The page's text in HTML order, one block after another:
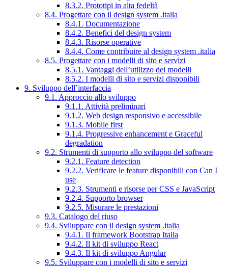
8.3.2. Prototipi in alta fedeltà
8.4. Progettare con il design system .italia
8.4.1. Documentazione
8.4.2. Benefici del design system
8.4.3. Risorse operative
8.4.4. Come contribuire al design system .italia
8.5. Progettare con i modelli di sito e servizi
8.5.1. Vantaggi dell’utilizzo dei modelli
8.5.2. I modelli di sito e servizi disponibili
9. Sviluppo dell’interfaccia
9.1. Approccio allo sviluppo
9.1.1. Attività preliminari
9.1.2. Web design responsivo e accessibile
9.1.3. Mobile first
9.1.4. Progressive enhancement e Graceful
degradation
9.2. Strumenti di supporto allo sviluppo del software
9.2.1. Feature detection
9.2.2. Verificare le feature disponibili con Can I
use
9.2.3. Strumenti e risorse per CSS e JavaScript
9.2.4. Supporto browser
9.2.5. Misurare le prestazioni
9.3. Catalogo del riuso
9.4. Sviluppare con il design system .italia
9.4.1. Il framework Bootstrap Italia
9.4.2. Il kit di sviluppo React
9.4.3. Il kit di sviluppo Angular
9.5. Sviluppare con i modelli di sito e servizi